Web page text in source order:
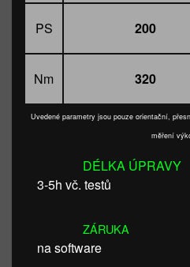
PS 200
Nm 320
Uvedené parametry jsou pouze orientační,
měření
DÉLKA ÚPRAVY
3-5h vč. testů
ZÁRUKA
na software